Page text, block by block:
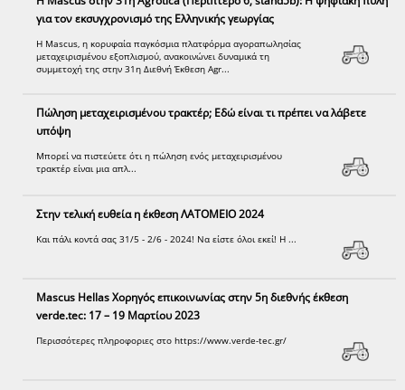
για τον εκσυγχρονισμό της Eλληνικής γεωργίας
Η Mascus, η κορυφαία παγκόσμια πλατφόρμα αγοραπωλησίας
μεταχειρισμένου εξοπλισμού, ανακοινώνει δυναμικά τη
συμμετοχή της στην 31η Διεθνή Έκθεση Agr...
Πώληση μεταχειρισμένου τρακτέρ; Εδώ είναι τι πρέπει να λάβετε
υπόψη
Μπορεί να πιστεύετε ότι η πώληση ενός μεταχειρισμένου
τρακτέρ είναι μια απλ...
Στην τελική ευθεία η έκθεση ΛΑΤΟΜΕΙΟ 2024
Και πάλι κοντά σας 31/5 - 2/6 - 2024! Να είστε όλοι εκεί! Η ...
Mascus Hellas Χορηγός επικοινωνίας στην 5η διεθνής έκθεση
verde.tec: 17 – 19 Μαρτίου 2023
Περισσότερες πληροφοριες στο https://www.verde-tec.gr/